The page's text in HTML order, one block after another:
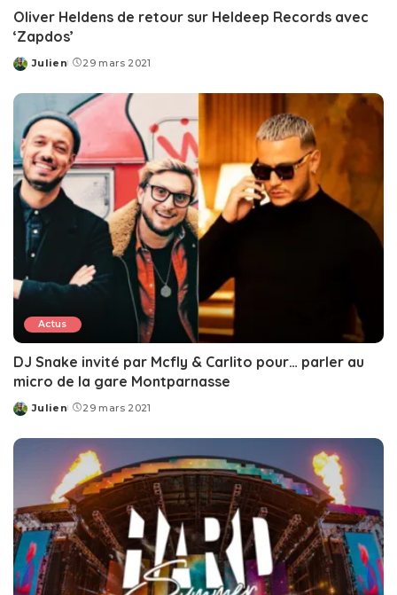
Oliver Heldens de retour sur Heldeep Records avec
‘Zapdos’
Posted
Julien 29 mars 2021
Actus
DJ Snake invité par Mcfly & Carlito pour… parler au
micro de la gare Montparnasse
Posted
Julien 29 mars 2021